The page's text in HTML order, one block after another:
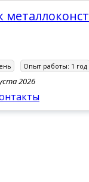
Опыт работы: 1 год
2026